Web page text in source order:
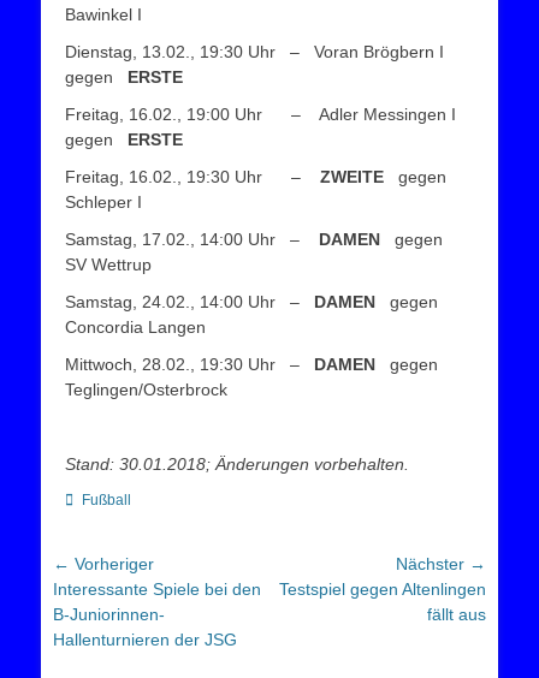
Bawinkel I
Dienstag, 13.02., 19:30 Uhr – Voran Brögbern I
gegen
ERSTE
Freitag, 16.02., 19:00 Uhr – Adler Messingen I
gegen
ERSTE
Freitag, 16.02., 19:30 Uhr – ZWEITE gegen
Schleper I
Samstag, 17.02., 14:00 Uhr – DAMEN
gegen
SV Wettrup
Samstag, 24.02., 14:00 Uhr – DAMEN
gegen
Concordia Langen
Mittwoch, 28.02., 19:30 Uhr – DAMEN
gegen
Teglingen/Osterbrock
Stand: 30.01.2018; Änderungen vorbehalten.
Kategorien
Fußball
Beitragsnavigation
← Vorheriger
Vorheriger
Beitrag:
Interessante Spiele bei den
B-Juniorinnen-
Hallenturnieren der JSG
Nächster →
Nächster
Testspiel gegen Altenlingen
fällt aus